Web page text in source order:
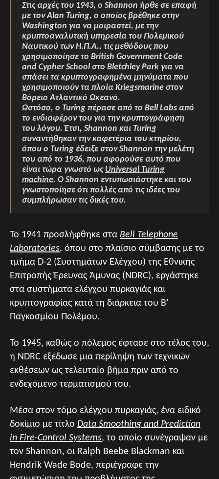
Στις αρχές του 1943, ο Shannon ήρθε σε επαφή
με τον Alan Turing, ο οποίος βρέθηκε στην
Washington για να μοιραστεί, με την
κρυπτοαναλυτική υπηρεσία του Πολεμικού
Ναυτικού των Η.Π.Α., τις μεθόδους που
χρησιμοποίησε το British Government Code
and Cypher School στο Bletchley Park για να
σπάσει τα κρυπτογραφημένα μηνύματα που
χρησιμοποιούν τα πλοία Kriegsmarine στον
Βόρειο Ατλαντικό Ωκεανό.
Ωστόσο, ο Turing πέρασε από το Bell Labs από
το ενδιαφέρον του για την κρυπτογράφηση
του λόγου. Έτσι, Shannon και Turing
συναντήθηκαν την καφετέρια του κτηρίου,
όπου ο Turing έδειξε στον Shannon την μελέτη
του από το 1936, που αφορούσε αυτό που
είναι τώρα γνωστό ως Universal Turing
machine. Ο Shannon εντυπωσιάστηκε και του
γνωστοποίησε ότι πολλές από τις ιδέες του
συμπλήρωσαν τις δικές του.
Το 1941 προσλήφθηκε στα Bell Telephone
Labοratοries, όπου στο πλαίσιο σύμβασης με το
τμήμα D-2 (Συστημάτων Ελέγχου) της Εθνικής
Επιτροπής Έρευνας Άμυνας (NDRC), εργάστηκε
στα συστήματα ελέγχου πυρκαγιάς και
κρυπτογραφίας κατά τη διάρκεια του Β’
Παγκοσμίου Πολέμου.
Το 1945, καθώς ο πόλεμος έφτασε στο τέλος του,
η NDRC εξέδωσε μια περίληψη των τεχνικών
εκθέσεων ως τελευταίο βήμα πριν από το
ενδεχόμενο τερματισμού του.
Μέσα στον τόμο ελέγχου πυρκαγιάς, ένα ειδικό
δοκίμιο με τίτλο Data Smoothing and Prediction
in Fire-Control Systems, το οποίο συνέγραψαν με
τον Shannon, οι Ralph Beebe Blackman και
Hendrik Wade Bode, περιέγραφε την